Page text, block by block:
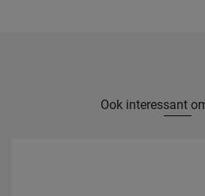
Ook interessant